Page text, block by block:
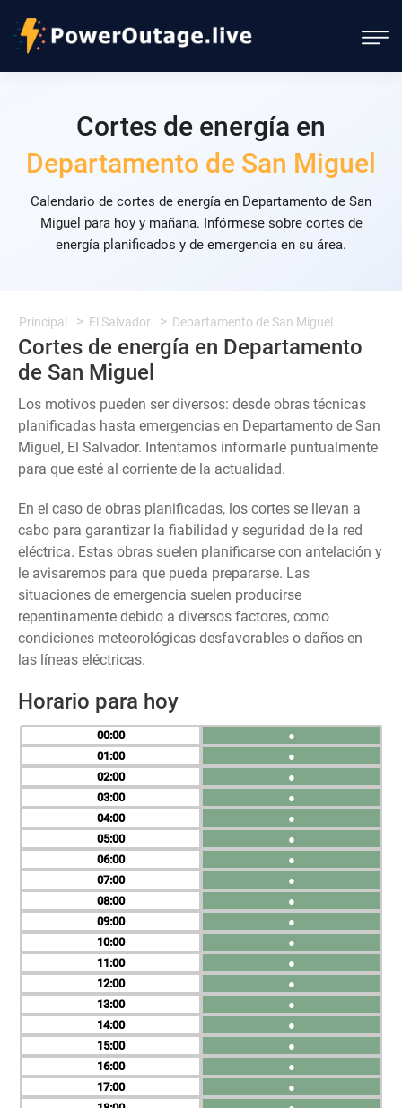
Cortes de energía en
Departamento de San Miguel
Calendario de cortes de energía en Departamento de San
Miguel para hoy y mañana. Infórmese sobre cortes de
energía planificados y de emergencia en su área.
Principal El Salvador Departamento de San Miguel
Cortes de energía en Departamento
de San Miguel
Los motivos pueden ser diversos: desde obras técnicas
planificadas hasta emergencias en Departamento de San
Miguel, El Salvador. Intentamos informarle puntualmente
para que esté al corriente de la actualidad.
En el caso de obras planificadas, los cortes se llevan a
cabo para garantizar la fiabilidad y seguridad de la red
eléctrica. Estas obras suelen planificarse con antelación y
le avisaremos para que pueda prepararse. Las
situaciones de emergencia suelen producirse
repentinamente debido a diversos factores, como
condiciones meteorológicas desfavorables o daños en
las líneas eléctricas.
Horario para hoy
00
01
02
03
04
05
06
07
08
09
10
11
12
13
14
15
16
17
●
●
●
●
●
●
●
●
●
●
●
●
●
●
●
●
●
●